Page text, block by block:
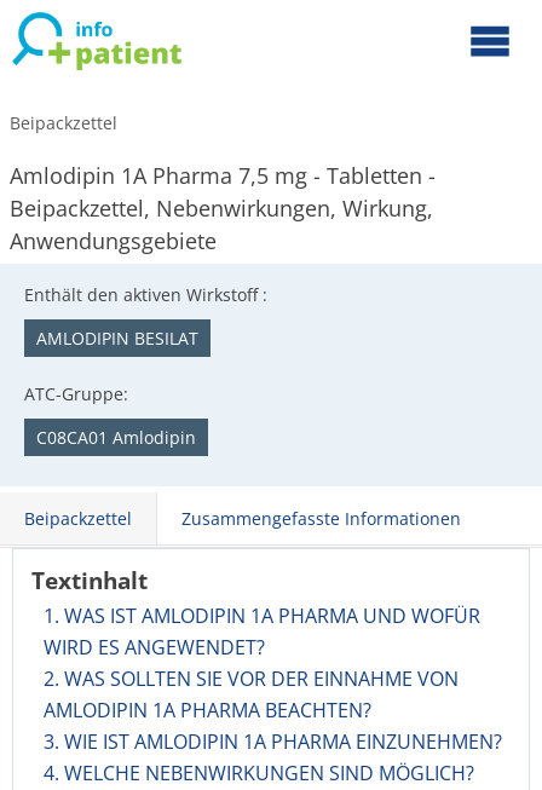
Beipackzettel
Amlodipin 1A Pharma 7,5 mg - Tabletten -
Beipackzettel, Nebenwirkungen, Wirkung,
Anwendungsgebiete
Enthält den aktiven Wirkstoff :
AMLODIPIN BESILAT
ATC-Gruppe:
C08CA01 Amlodipin
Beipackzettel Zusammengefasste Informationen
Textinhalt
1. WAS IST AMLODIPIN 1A PHARMA UND WOFÜR
WIRD ES ANGEWENDET?
2. WAS SOLLTEN SIE VOR DER EINNAHME VON
AMLODIPIN 1A PHARMA BEACHTEN?
3. WIE IST AMLODIPIN 1A PHARMA EINZUNEHMEN?
4. WELCHE NEBENWIRKUNGEN SIND MÖGLICH?